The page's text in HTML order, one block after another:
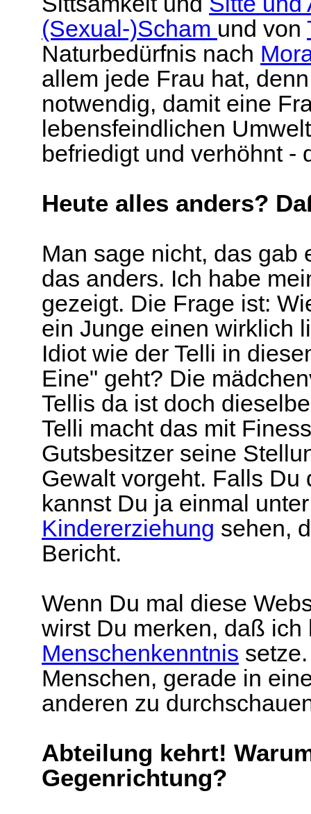
(Sexual-)Scham und von
Naturbedürfnis nach
allem jede Frau hat,
notwendig, damit eine
lebensfeindlichen
befriedigt und verhöhnt -
Heute alles anders?
Man sage nicht, das gab
das anders. Ich habe
gezeigt. Die Frage ist:
ein Junge einen wirklich
Idiot wie der Telli in
Eine" geht? Die
Tellis da ist doch
Telli macht das mit
Gutsbesitzer seine
Gewalt vorgeht. Falls Du
kannst Du ja einmal
Kindererziehung sehen,
Bericht.
Wenn Du mal diese
wirst Du merken, daß
Menschenkenntnis
Menschen, gerade in
anderen zu
Abteilung kehrt!
Gegenrichtung?